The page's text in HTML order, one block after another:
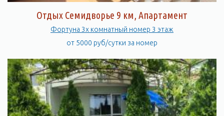
Отдых Семидворье 9 км, Апартамент
Фортуна 3х комнатный номер 3 этаж
от 5000 руб/сутки за номер